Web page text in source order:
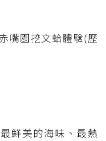
嘴園挖文蛤體驗(歷
鮮美的海味、最熱